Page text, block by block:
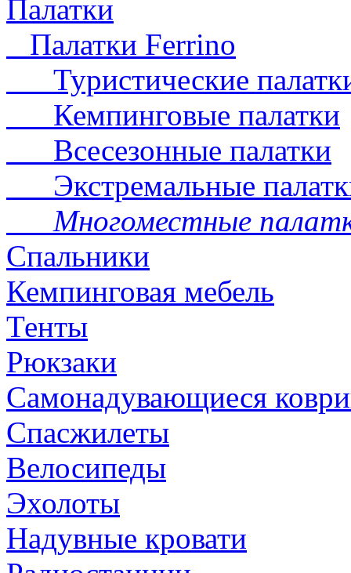
Палатки
Палатки Ferrino
Туристические
Кемпинговые палатки
Всесезонные палатки
Экстремальные
Многоместные
Спальники
Кемпинговая мебель
Тенты
Рюкзаки
Самонадувающиеся
Спасжилеты
Велосипеды
Эхолоты
Надувные кровати